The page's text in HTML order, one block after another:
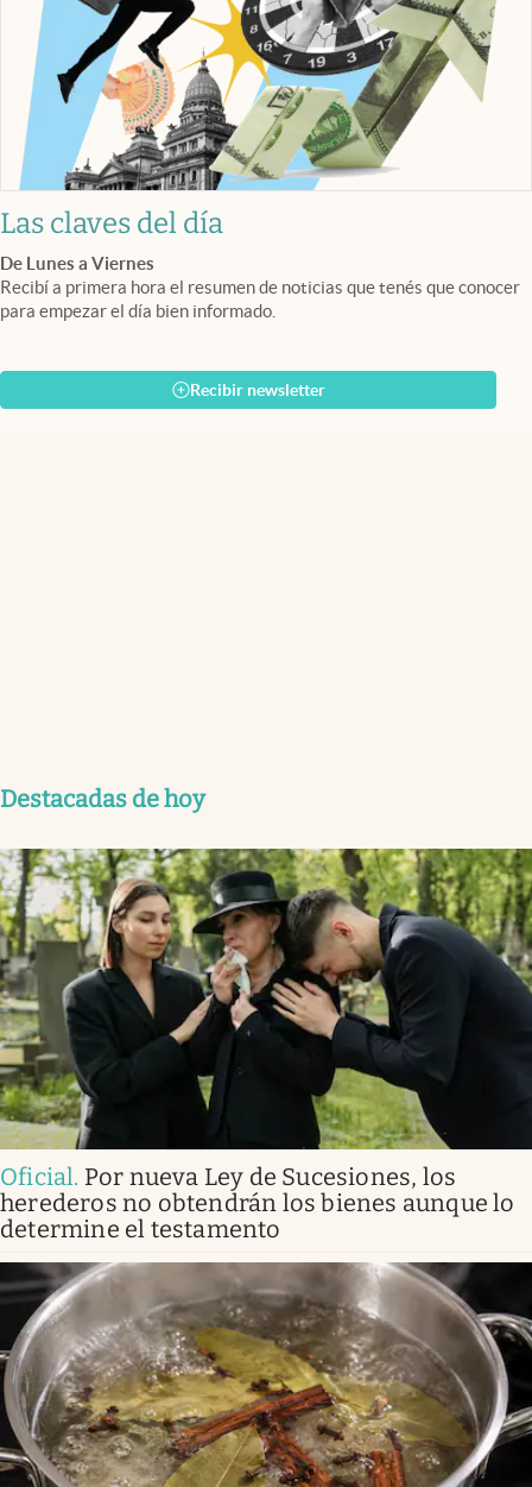
Las claves del día
De Lunes a Viernes
Recibí a primera hora el resumen de noticias que tenés que conocer
para empezar el día bien informado.
Recibir newsletter
Destacadas de hoy
Oficial. Por nueva Ley de Sucesiones, los
herederos no obtendrán los bienes aunque lo
determine el testamento